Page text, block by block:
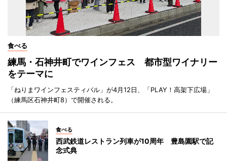
食べる
練馬・石神井町でワインフェス 都市型ワイナリー
をテーマに
「ねりまワインフェスティバル」が4月12日、「PLAY！高架下広場」
（練馬区石神井町8）で開催される。
食べる
西武鉄道レストラン列車が10周年 豊島園駅で記
念式典